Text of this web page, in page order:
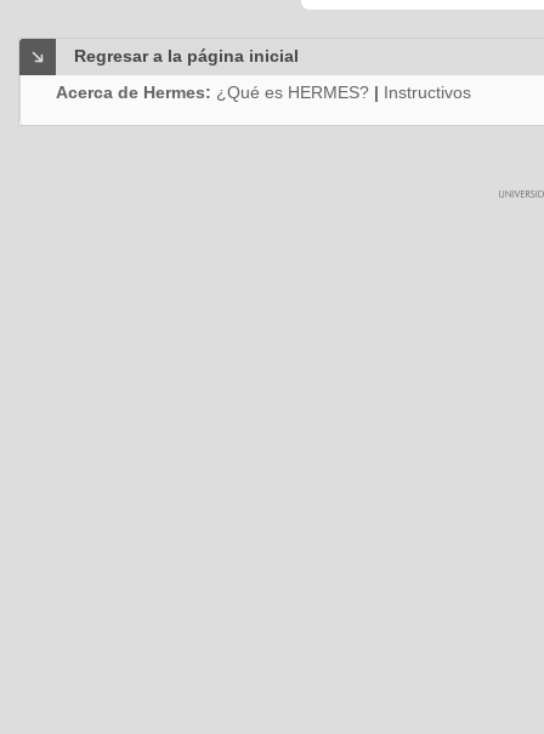
Regresar a la página inicial
Acerca de Hermes: ¿Qué es HERMES? | Instructivos